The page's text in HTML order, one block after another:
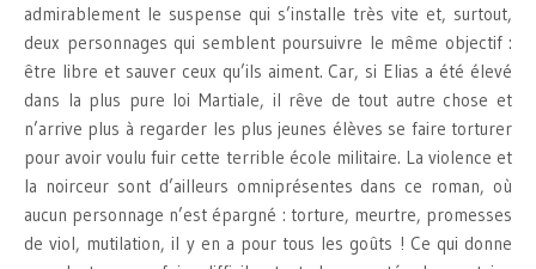
admirablement le suspense qui s’installe très vite et, surtout,
deux personnages qui semblent poursuivre le même objectif :
être libre et sauver ceux qu’ils aiment. Car, si Elias a été élevé
dans la plus pure loi Martiale, il rêve de tout autre chose et
n’arrive plus à regarder les plus jeunes élèves se faire torturer
pour avoir voulu fuir cette terrible école militaire. La violence et
la noirceur sont d’ailleurs omniprésentes dans ce roman, où
aucun personnage n’est épargné : torture, meurtre, promesses
de viol, mutilation, il y en a pour tous les goûts ! Ce qui donne